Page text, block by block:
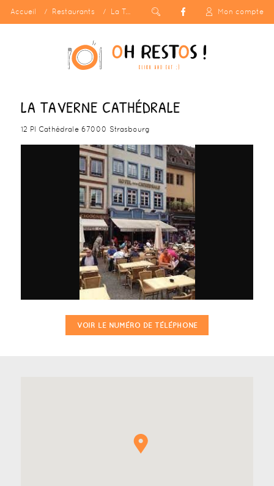
Accueil Restaurants La Taverne Cathédrale Mon compte
LA TAVERNE CATHÉDRALE
12 Pl Cathédrale 67000 Strasbourg
VOIR LE NUMÉRO DE TÉLÉPHONE